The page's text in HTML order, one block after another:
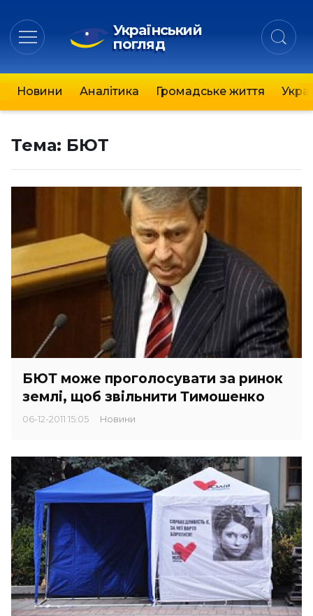
Український
погляд
Новини Аналітика Громадське життя
Тема: БЮТ
БЮТ може проголосувати за ринок
землі, щоб звільнити Тимошенко
06-12-2011 15:05 Новини